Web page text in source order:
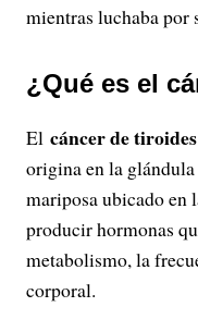
mientras luchaba por
¿Qué es el
El cáncer de tiroides
origina en la
mariposa ubicado en
producir hormonas
metabolismo, la
corporal.